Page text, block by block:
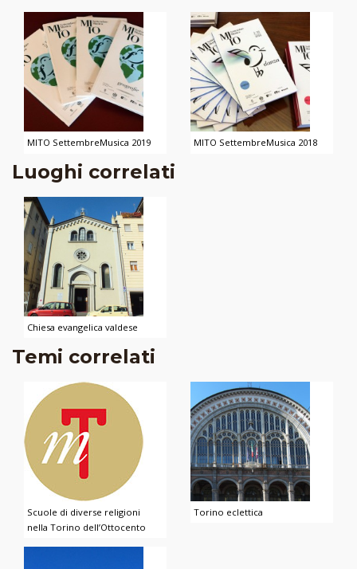
MITO SettembreMusica 2019 MITO SettembreMusica 2018
Luoghi correlati
Chiesa evangelica valdese
Temi correlati
Scuole di diverse religioni
nella Torino dell’Ottocento
Torino eclettica